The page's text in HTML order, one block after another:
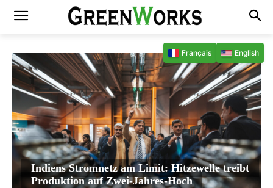
Indiens Stromnetz am Limit: Hitzewelle treibt
Produktion auf Zwei-Jahres-Hoch
Français English